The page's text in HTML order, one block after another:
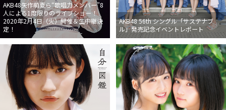
AKB48矢作萌夏ら“歌唱力メンバー”8
人による1度限りのライブショー！
2020年2月4日（火）開催＆生中継決
定！
AKB48 56th シングル「サステナブ
ル」発売記念イベントレポート